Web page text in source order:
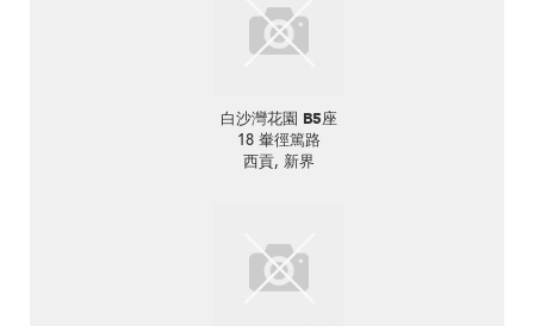
白沙灣花園 B5座
18 輋徑篤路
西貢, 新界